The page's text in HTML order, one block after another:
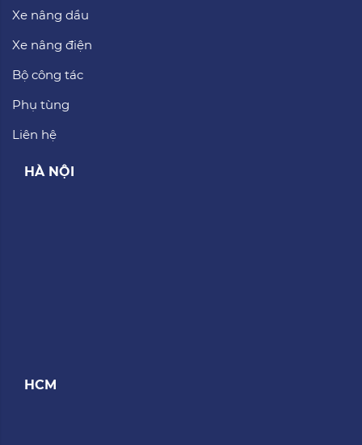
Xe nâng dầu
Xe nâng điện
Bộ công tác
Phụ tùng
Liên hệ
HÀ NỘI
HCM